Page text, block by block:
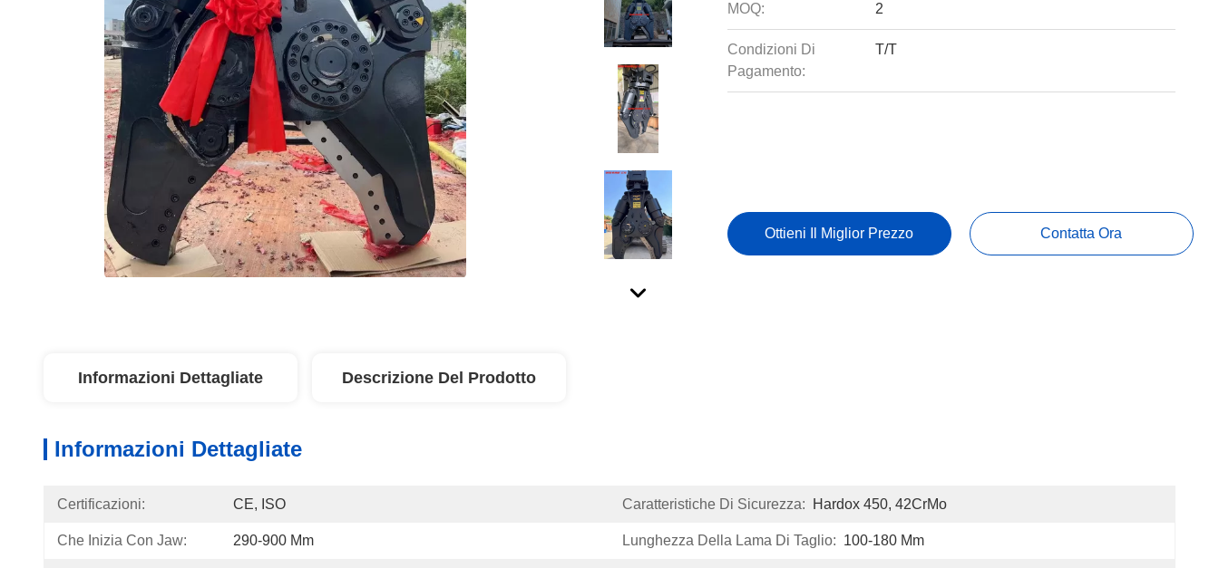
MOQ: 2
Condizioni Di
Pagamento:
T/T
Ottieni Il Miglior Prezzo Contatta Ora
Informazioni Dettagliate Descrizione Del Prodotto
Informazioni Dettagliate
Certificazioni: CE, ISO Caratteristiche Di Sicurezza: Hardox 450, 42CrMo
Che Inizia Con Jaw: 290-900 Mm Lunghezza Della Lama Di Taglio: 100-180 Mm